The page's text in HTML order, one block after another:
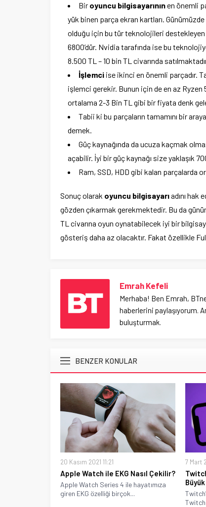
Bir oyuncu bilgisayarınınen önemli
yük binen parça ekran kartları. Günümüzde
olduğu için bu tür teknolojileri destekleyen
6800’dür. Nvidia tarafında ise bu
8.500 TL – 10 bin TL civarında
İşlemci ise ikinci en önemli parçadır.
işlemci gerekir. Bunun için de en az
ortalama 2-3 Bin TL gibi bir fiyata denk
Tabii ki bu parçaların tamamını bir
demek.
Güç kaynağında da ucuza kaçmak
açabilir. İyi bir güç kaynağı size yaklaşık
Ram, SSD, HDD gibi kalan parçalarda
Sonuç olarak oyuncu bilgisayarıadını hak
gözden çıkarmak gerekmektedir. Bu da
TL civarına oyun oynatabilecek iyi bir
gösteriş daha az olacaktır. Fakat özellikle
Emrah Kefeli
Merhaba! Ben Emrah,
haberlerini paylaşıyorum.
buluşturmak.
BENZER KONULAR
20 Kasım 2021 11:21
Apple Watch ile EKG Nasıl Çekilir?
Apple Watch Series 4 ile hayatımıza
giren EKG özelliği birçok...
7 Mart